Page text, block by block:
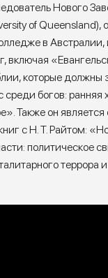
Нового
of Queensland),
в Австралии,
включая
которые должны
богов: ранняя
Также он является
с Н. Т. Райтом:
политическое
террора